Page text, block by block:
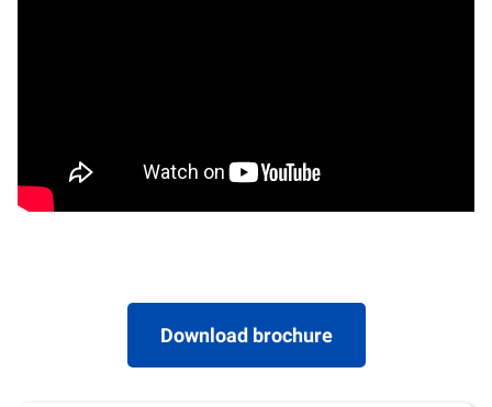
Download brochure